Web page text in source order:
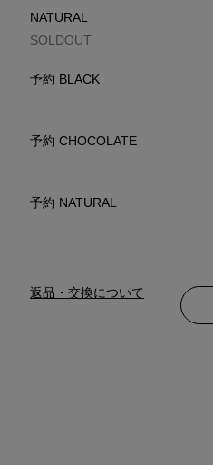
NATURAL
NATURAL
SOLDOUT
予約 BLACK
予約 CHOCOLATE
予約 NATURAL
返品・交換について